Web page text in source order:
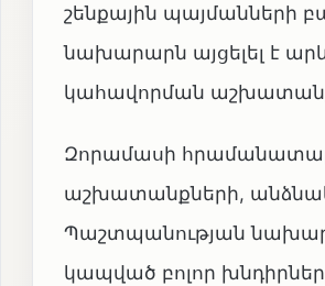
շենքային պայմանների
նախարարն այցելել է
կահավորման
Զորամասի
աշխատանքների,
Պաշտպանության
կապված բոլոր